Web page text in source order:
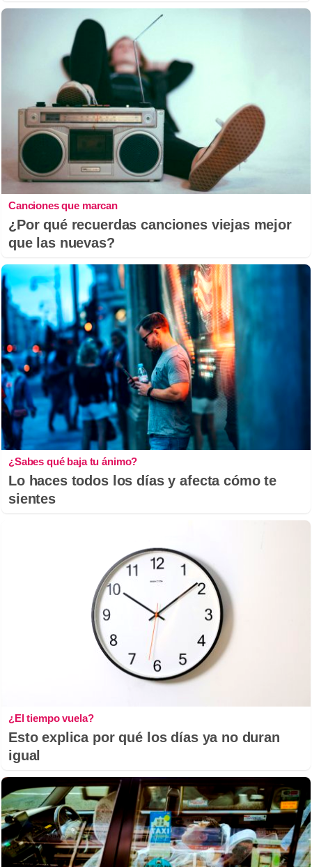
Canciones que marcan
¿Por qué recuerdas canciones viejas mejor
que las nuevas?
¿Sabes qué baja tu ánimo?
Lo haces todos los días y afecta cómo te
sientes
¿El tiempo vuela?
Esto explica por qué los días ya no duran
igual